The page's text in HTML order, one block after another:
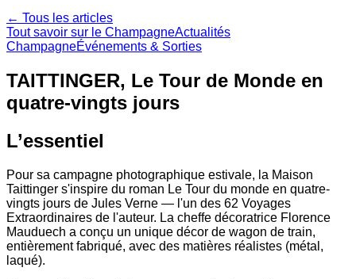
← Tous les articles
Tout savoir sur le ChampagneActualités
ChampagneÉvénements & Sorties
TAITTINGER, Le Tour de Monde en
quatre-vingts jours
L’essentiel
Pour sa campagne photographique estivale, la Maison
Taittinger s'inspire du roman Le Tour du monde en quatre-
vingts jours de Jules Verne — l'un des 62 Voyages
Extraordinaires de l'auteur. La cheffe décoratrice Florence
Mauduech a conçu un unique décor de wagon de train,
entièrement fabriqué, avec des matières réalistes (métal,
laqué).